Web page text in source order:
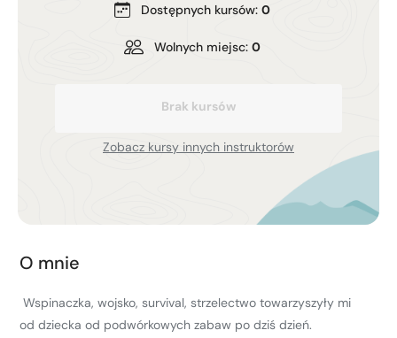
Dostępnych kursów: 0
Wolnych miejsc: 0
Brak kursów
Zobacz kursy innych instruktorów
O mnie
Wspinaczka, wojsko, survival, strzelectwo towarzyszyły mi
od dziecka od podwórkowych zabaw po dziś dzień.
Kurs turystyki wysokogórskiej
Nie wiesz który wybrać?